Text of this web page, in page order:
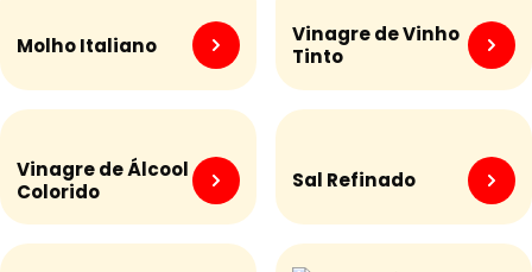
Molho Italiano
Vinagre de Vinho
Tinto
Vinagre de Álcool
Colorido
Sal Refinado